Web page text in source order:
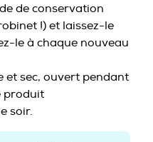
de conservation
!) et laissez-le
le à chaque nouveau
et sec, ouvert pendant
produit
soir.